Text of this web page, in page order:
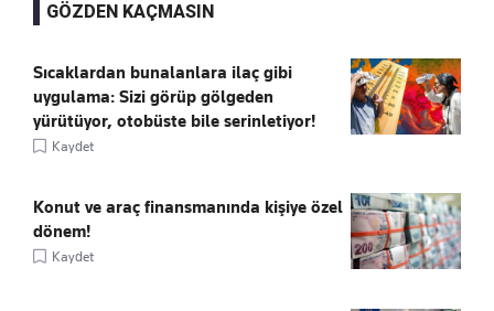
GÖZDEN KAÇMASIN
Sıcaklardan bunalanlara ilaç gibi
uygulama: Sizi görüp gölgeden
yürütüyor, otobüste bile serinletiyor!
Kaydet
Konut ve araç finansmanında kişiye özel
dönem!
Kaydet